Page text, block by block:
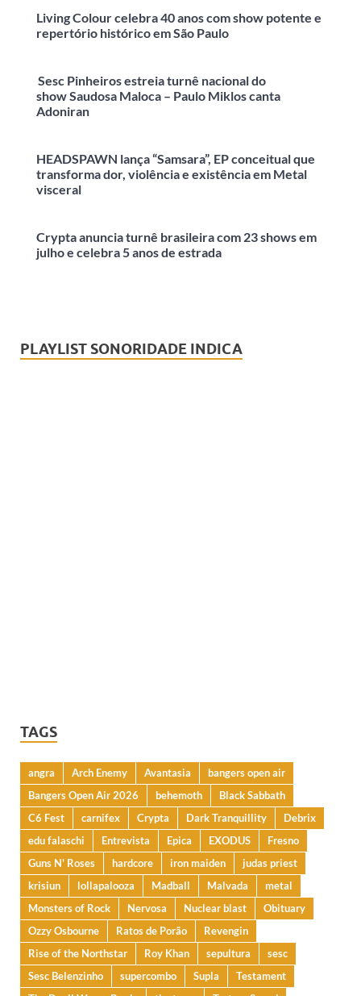
Living Colour celebra 40 anos com show potente e
repertório histórico em São Paulo
Sesc Pinheiros estreia turnê nacional do
show Saudosa Maloca – Paulo Miklos canta
Adoniran
HEADSPAWN lança “Samsara”, EP conceitual que
transforma dor, violência e existência em Metal
visceral
Crypta anuncia turnê brasileira com 23 shows em
julho e celebra 5 anos de estrada
PLAYLIST SONORIDADE INDICA
TAGS
angra Arch Enemy Avantasia
bangers open air
Bangers Open Air 2026
behemoth
Black Sabbath
C6 Fest
carnifex Crypta Dark Tranquillity
Debrix
edu falaschi
Entrevista Epica EXODUS
Fresno
Guns N' Roses
hardcore iron maiden
judas priest
krisiun
lollapalooza Madball Malvada
metal
Monsters of Rock
Nervosa Nuclear blast
Obituary
Ozzy Osbourne
Ratos de Porão
Revengin
Rise of the Northstar
Roy Khan sepultura
sesc
Sesc Belenzinho
supercombo Supla
Testament